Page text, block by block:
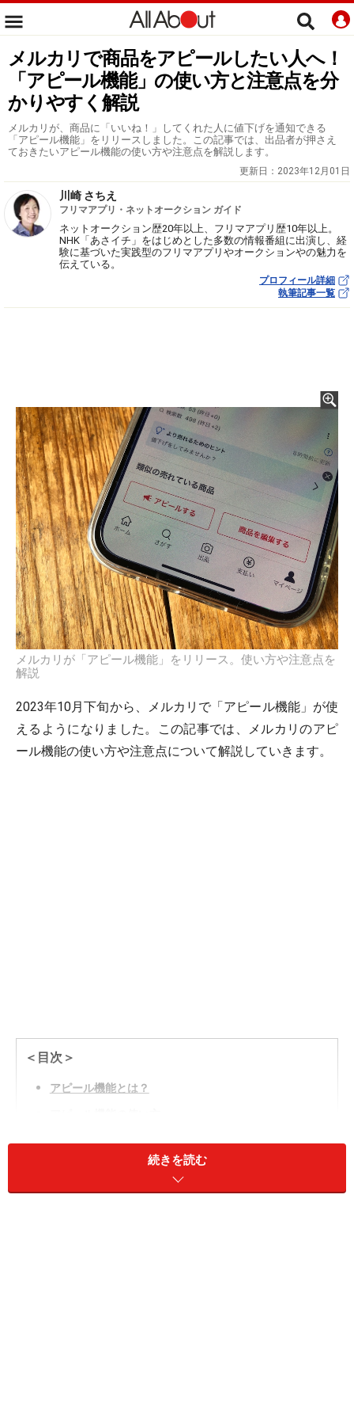
メルカリで商品をアピールしたい人へ！
「アピール機能」の使い方と注意点を分
かりやすく解説
メルカリが、商品に「いいね！」してくれた人に値下げを通知できる
「アピール機能」をリリースしました。この記事では、出品者が押さえ
ておきたいアピール機能の使い方や注意点を解説します。
更新日： 2023年12月01日
川崎 さちえ
フリマアプリ・ネットオークション ガイド
ネットオークション歴20年以上、フリマアプリ歴10年以上。
NHK「あさイチ」をはじめとした多数の情報番組に出演し、経
験に基づいた実践型のフリマアプリやオークションやの魅力を
伝えている。
プロフィール詳細
執筆記事一覧
メルカリが「アピール機能」をリリース。使い方や注意点を
解説
2023年10月下旬から、メルカリで「アピール機能」が使
えるようになりました。この記事では、メルカリのアピ
ール機能の使い方や注意点について解説していきます。
＜目次＞
アピール機能とは？
「いいね！」してない人にもアピールする方法はある？
アピール機能が使えるのは1回！ それ以上使いたい場合
続きを読む